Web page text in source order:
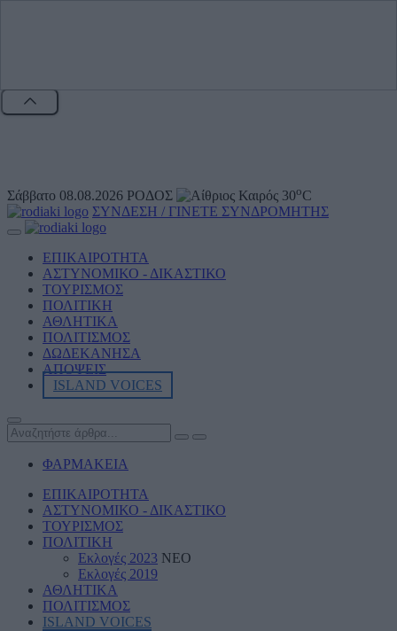
Σάββατο 08.08.2026 ΡΟΔΟΣ 30oC
ΣΥΝΔΕΣΗ / ΓΙΝΕΤΕ ΣΥΝΔΡΟΜΗΤΗΣ
ΕΠΙΚΑΙΡΟΤΗΤΑ
ΑΣΤΥΝΟΜΙΚΟ - ΔΙΚΑΣΤΙΚΟ
ΤΟΥΡΙΣΜΟΣ
ΠΟΛΙΤΙΚΗ
ΑΘΛΗΤΙKA
ΠΟΛΙΤΙΣΜΟΣ
ΔΩΔΕΚΑΝΗΣΑ
ΑΠΟΨΕΙΣ
ISLAND VOICES
ΦΑΡΜΑΚΕΙΑ
ΕΠΙΚΑΙΡΟΤΗΤΑ
ΑΣΤΥΝΟΜΙΚΟ - ΔΙΚΑΣΤΙΚΟ
ΤΟΥΡΙΣΜΟΣ
ΠΟΛΙΤΙΚΗ
Εκλογές 2023 ΝΕΟ
Εκλογές 2019
ΑΘΛΗΤΙΚΑ
ΠΟΛΙΤΙΣΜΟΣ
ISLAND VOICES